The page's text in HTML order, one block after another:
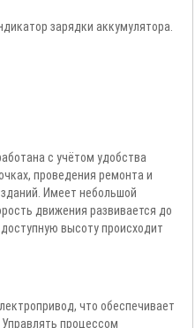
зарядки аккумулятора.
с учётом удобства
проведения ремонта и
Имеет небольшой
движения развивается до
высоту происходит
что обеспечивает
процессом